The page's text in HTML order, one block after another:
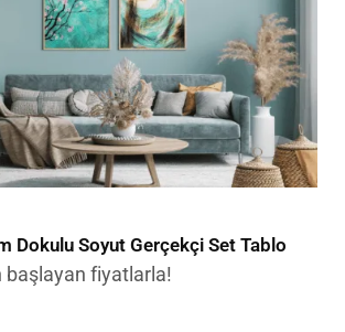
Dokulu Soyut Gerçekçi Set Tablo
başlayan fiyatlarla!